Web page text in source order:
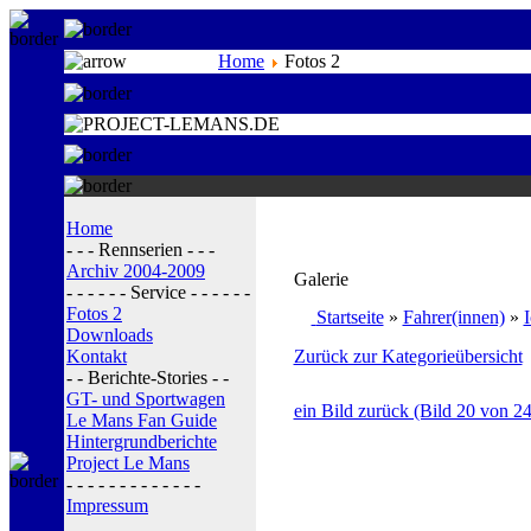
Home Fotos 2
Home
- - - Rennserien - - -
Archiv 2004-2009
- - - - - - Service - - - - - -
Fotos 2
Downloads
Kontakt
- - Berichte-Stories - -
GT- und Sportwagen
Le Mans Fan Guide
Hintergrundberichte
Project Le Mans
- - - - - - - - - - - - -
Impressum
Galerie
Startseite» Fahrer(innen)»
Zurück zur Kategorieübersicht
ein Bild zurück (Bild 20 von